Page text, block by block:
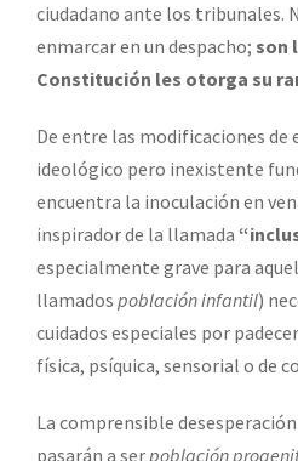
ciudadano ante los tribunales.
enmarcar en un despacho; son
Constitución les otorga su
De entre las modificaciones
ideológico pero inexistente
encuentra la inoculación en
inspirador de la llamada
especialmente grave para
llamados población infantil)
cuidados especiales por
física, psíquica, sensorial o de
La comprensible
pasarán a serpoblación